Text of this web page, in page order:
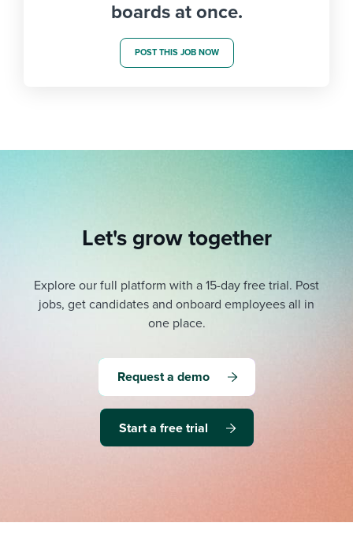
boards at once.
POST THIS JOB NOW
Let's grow together
Explore our full platform with a 15-day free trial. Post
jobs, get candidates and onboard employees all in
one place.
Request a demo
Start a free trial